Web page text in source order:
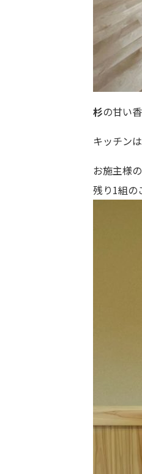
杉の甘い
キッチン
お施主様
残り1組の